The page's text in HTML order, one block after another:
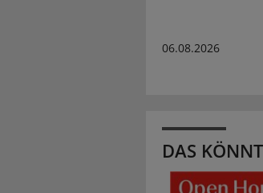
06.08.2026
DAS